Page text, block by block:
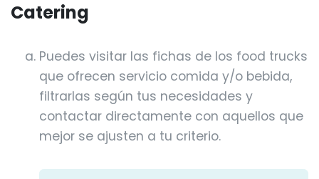
Catering
Puedes visitar las fichas de los food trucks
que ofrecen servicio comida y/o bebida,
filtrarlas según tus necesidades y
contactar directamente con aquellos que
mejor se ajusten a tu criterio.